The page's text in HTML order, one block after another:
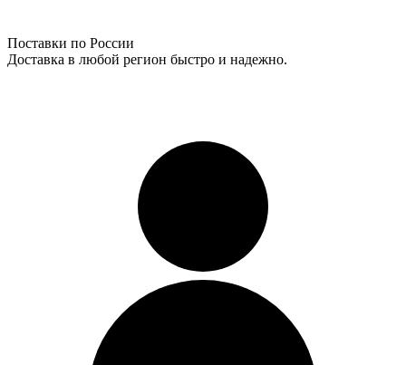
Поставки по России
Доставка в любой регион быстро и надежно.